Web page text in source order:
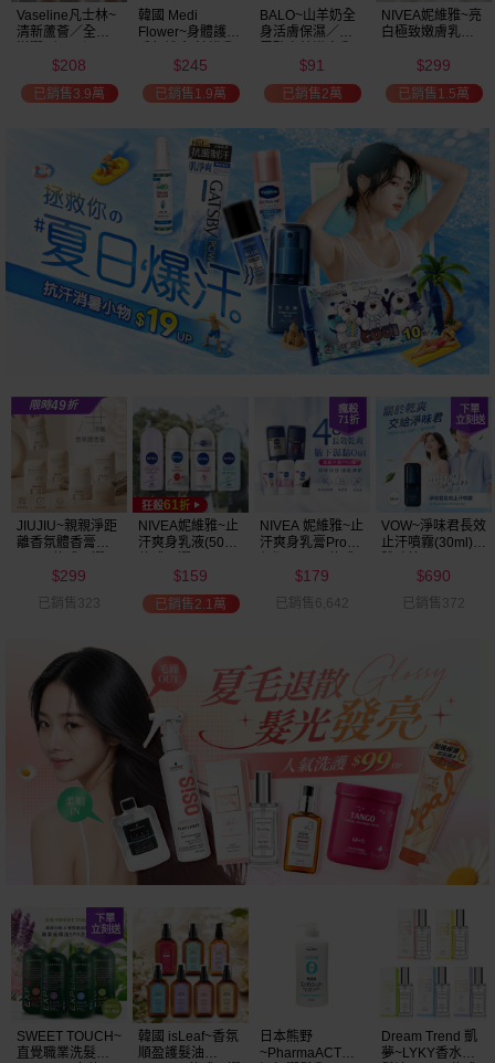
Vaseline凡士林~
清新蘆薈／全效
／密集保濕／淨
白透亮 乳液
(725ml) 款式可選
$208
已銷售3.9萬
韓國 Medi
Flower~身體護理
300ml+乳液
300ml+護手霜
80g) 款式可選
$245
已銷售1.9萬
BALO~山羊奶全
身活膚保濕／玻
液(550ml) 款式可
選
$91
已銷售2萬
NIVEA妮維雅~亮
白極致嫩膚乳液
$299
已銷售1.5萬
JIUJIU~親親淨距
離香氛體香膏
$299
已銷售323
NIVEA妮維雅~止
汗爽身乳液(50ml)
$159
已銷售2.1萬
NIVEA 妮維雅~止
汗爽身乳膏Pro升
$179
已銷售6,642
VOW~淨味君長效
止汗噴霧(30ml)
$690
已銷售372
SWEET TOUCH~
直覺職業洗髮精
韓國 isLeaf~香氛
順盈護髮油
日本熊野
~PharmaACT無
Dream Trend 凱
夢~LYKY香水護